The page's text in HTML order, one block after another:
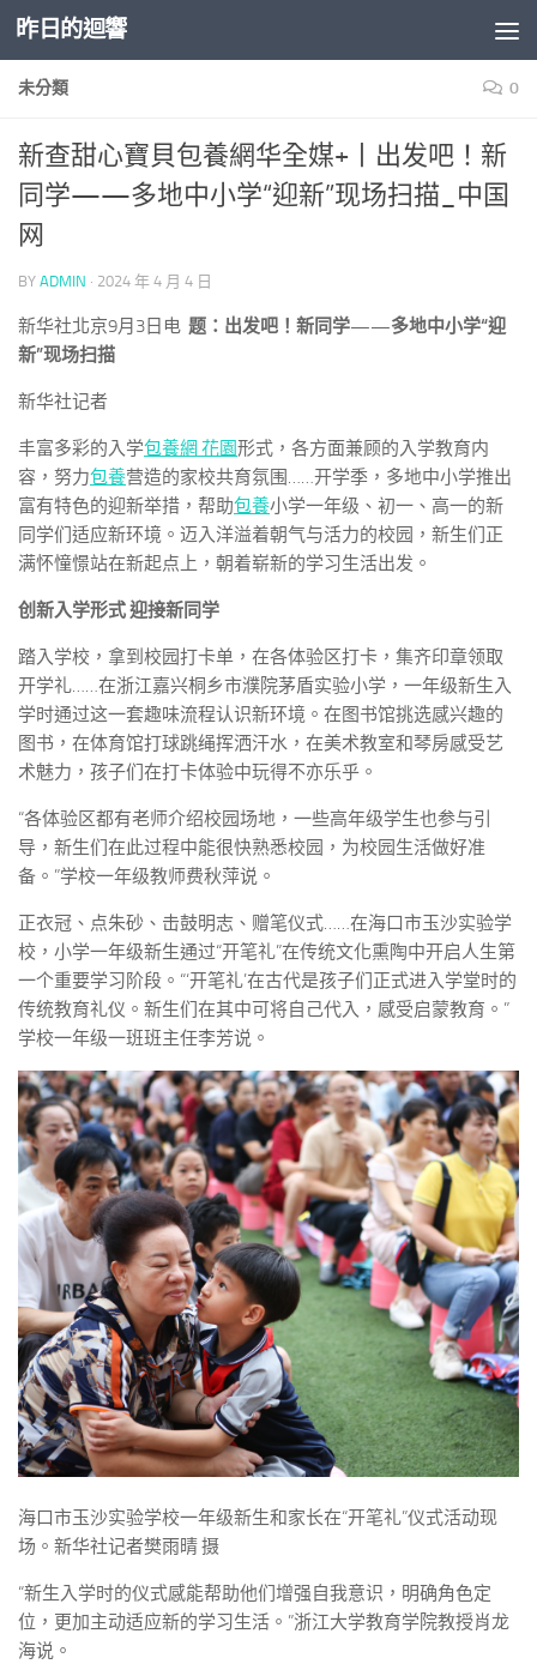
Skip to content
昨日的迴響
未分類 0
新查甜心寶貝包養網华全媒+丨出发吧！新
同学——多地中小学“迎新”现场扫描_中国
网
BY ADMIN · 2024 年 4 月 4 日
新华社北京9月3日电 题：出发吧！新同学——多地中小学“迎
新”现场扫描
新华社记者
丰富多彩的入学包養網 花園形式，各方面兼顾的入学教育内
容，努力包養营造的家校共育氛围……开学季，多地中小学推出
富有特色的迎新举措，帮助包養小学一年级、初一、高一的新
同学们适应新环境。迈入洋溢着朝气与活力的校园，新生们正
满怀憧憬站在新起点上，朝着崭新的学习生活出发。
创新入学形式 迎接新同学
踏入学校，拿到校园打卡单，在各体验区打卡，集齐印章领取
开学礼……在浙江嘉兴桐乡市濮院茅盾实验小学，一年级新生入
学时通过这一套趣味流程认识新环境。在图书馆挑选感兴趣的
图书，在体育馆打球跳绳挥洒汗水，在美术教室和琴房感受艺
术魅力，孩子们在打卡体验中玩得不亦乐乎。
“各体验区都有老师介绍校园场地，一些高年级学生也参与引
导，新生们在此过程中能很快熟悉校园，为校园生活做好准
备。”学校一年级教师费秋萍说。
正衣冠、点朱砂、击鼓明志、赠笔仪式……在海口市玉沙实验学
校，小学一年级新生通过“开笔礼”在传统文化熏陶中开启人生第
一个重要学习阶段。“‘开笔礼’在古代是孩子们正式进入学堂时的
传统教育礼仪。新生们在其中可将自己代入，感受启蒙教育。”
学校一年级一班班主任李芳说。
海口市玉沙实验学校一年级新生和家长在“开笔礼”仪式活动现
场。新华社记者樊雨晴 摄
“新生入学时的仪式感能帮助他们增强自我意识，明确角色定
位，更加主动适应新的学习生活。”浙江大学教育学院教授肖龙
海说。